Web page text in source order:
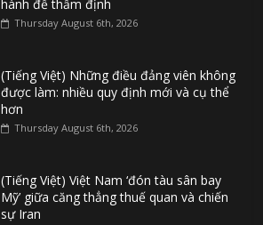
hành để thẩm định
Thursday August 6th, 2026
(Tiếng Việt) Những điều đảng viên không
được làm: nhiều quy định mới và cụ thể
hơn
Thursday August 6th, 2026
(Tiếng Việt) Việt Nam ‘đón tàu sân bay
Mỹ’ giữa căng thẳng thuế quan và chiến
sự Iran